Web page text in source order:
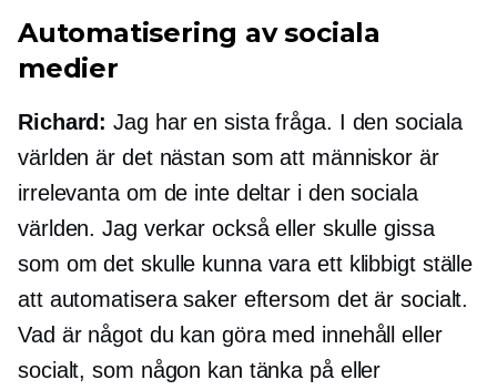
Automatisering av sociala
medier
Richard: Jag har en sista fråga. I den sociala
världen är det nästan som att människor är
irrelevanta om de inte deltar i den sociala
världen. Jag verkar också eller skulle gissa
som om det skulle kunna vara ett klibbigt ställe
att automatisera saker eftersom det är socialt.
Vad är något du kan göra med innehåll eller
socialt, som någon kan tänka på eller